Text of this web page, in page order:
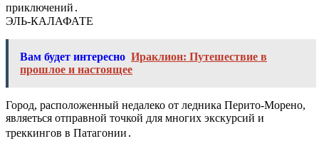
приключений․
ЭЛЬ-КАЛАФАТЕ
Вам будет интересно Ираклион: Путешествие в
прошлое и настоящее
Город, расположенный недалеко от ледника Перито-Морено,
являеться отправной точкой для многих экскурсий и
треккингов в Патагонии․